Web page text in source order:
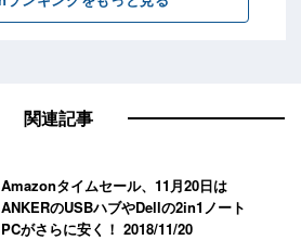
関連記事
Amazonタイムセール、11月20日は
ANKERのUSBハブやDellの2in1ノート
PCがさらに安く！2018/11/20